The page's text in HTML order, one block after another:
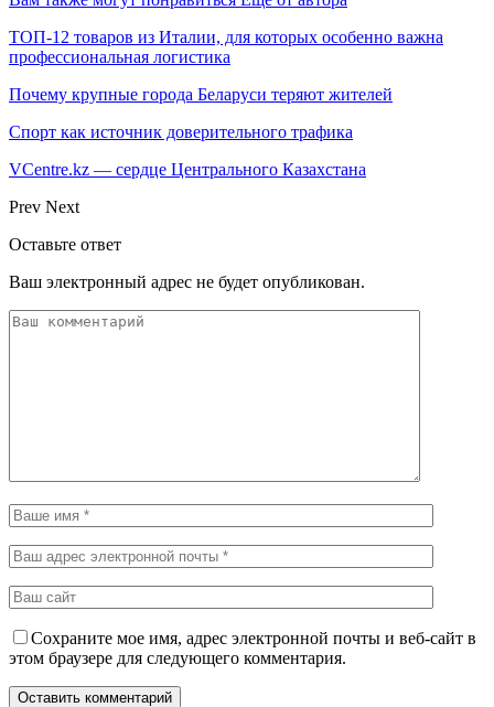
ТОП-12 товаров из Италии, для которых особенно важна
профессиональная логистика
Почему крупные города Беларуси теряют жителей
Спорт как источник доверительного трафика
VCentre.kz — сердце Центрального Казахстана
Prev Next
Оставьте ответ
Ваш электронный адрес не будет опубликован.
Сохраните мое имя, адрес электронной почты и веб-сайт в
этом браузере для следующего комментария.